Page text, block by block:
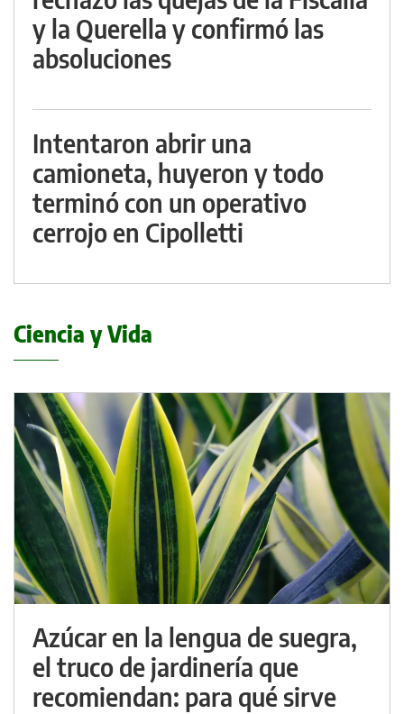
y la Querella y confirmó las
absoluciones
Intentaron abrir una
camioneta, huyeron y todo
terminó con un operativo
cerrojo en Cipolletti
Ciencia y Vida
Azúcar en la lengua de suegra,
el truco de jardinería que
recomiendan: para qué sirve